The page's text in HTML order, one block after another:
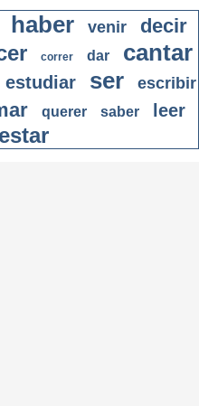
haber venir
decir
correr dar cantar
estudiar ser escribir
querer saber leer
estar